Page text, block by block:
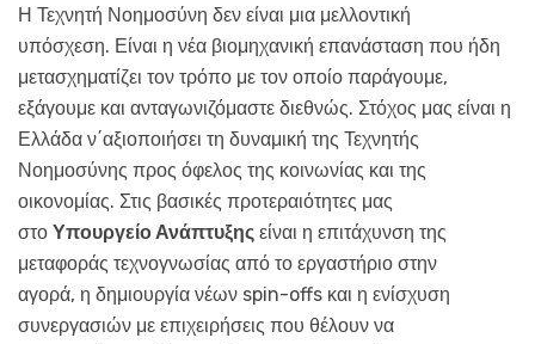
Η Τεχνητή Νοημοσύνη δεν είναι μια μελλοντική
υπόσχεση. Είναι η νέα βιομηχανική επανάσταση που ήδη
μετασχηματίζει τον τρόπο με τον οποίο παράγουμε,
εξάγουμε και ανταγωνιζόμαστε διεθνώς. Στόχος μας είναι η
Ελλάδα ν΄αξιοποιήσει τη δυναμική της Τεχνητής
Νοημοσύνης προς όφελος της κοινωνίας και της
οικονομίας. Στις βασικές προτεραιότητες μας
στο Υπουργείο Ανάπτυξης είναι η επιτάχυνση της
μεταφοράς τεχνογνωσίας από το εργαστήριο στην
αγορά, η δημιουργία νέων spin-offs και η ενίσχυση
συνεργασιών με επιχειρήσεις που θέλουν να